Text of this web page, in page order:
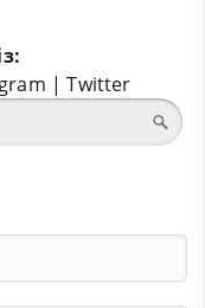
|Twitter